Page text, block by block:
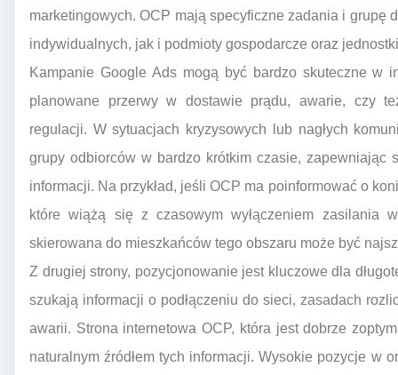
marketingowych. OCP mają specyficzne zadania i grupę
indywidualnych, jak i podmioty gospodarcze oraz
Kampanie Google Ads mogą być bardzo skuteczne w
planowane przerwy w dostawie prądu, awarie, czy
regulacji. W sytuacjach kryzysowych lub nagłych
grupy odbiorców w bardzo krótkim czasie, zapewniając
informacji. Na przykład, jeśli OCP ma poinformować o
które wiążą się z czasowym wyłączeniem zasilania
skierowana do mieszkańców tego obszaru może być
Z drugiej strony, pozycjonowanie jest kluczowe dla
szukają informacji o podłączeniu do sieci, zasadach
awarii. Strona internetowa OCP, która jest dobrze
naturalnym źródłem tych informacji. Wysokie pozycje w